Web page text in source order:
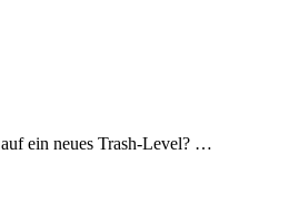
ein neues Trash-Level? …